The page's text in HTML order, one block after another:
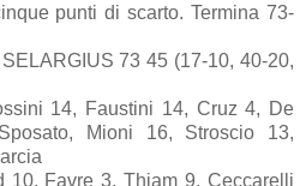
punti di scarto. Termina 73-
73 45 (17-10, 40-20,
14, Faustini 14, Cruz 4, De
Mioni 16, Stroscio 13,
10, Favre 3, Thiam 9, Ceccarelli